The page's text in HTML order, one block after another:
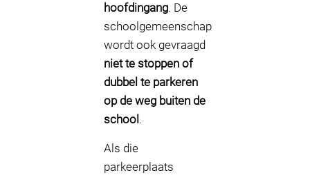
hoofdingang. De
schoolgemeenschap
wordt ook gevraagd
niet te stoppen of
dubbel te parkeren
op de weg buiten de
school .
Als die
parkeerplaats